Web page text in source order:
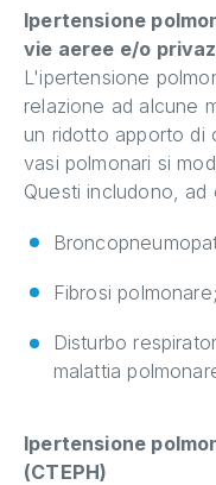
Ipertensione
vie aeree e/o
L'ipertensione
relazione ad alcune
un ridotto apporto di
vasi polmonari si
Questi includono, ad
Fibrosi polmonare;
Disturbo
malattia
Ipertensione
(CTEPH)